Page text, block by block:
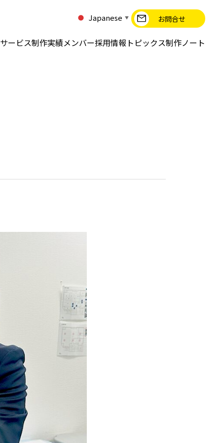
Japanese ▼ お問合せ
サービス制作実績メンバー採用情報 トピックス制作ノート